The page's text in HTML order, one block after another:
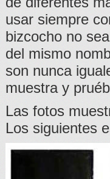
usar siempre
bizcocho no
del mismo
son nunca
muestra y
Las fotos
Los siguientes